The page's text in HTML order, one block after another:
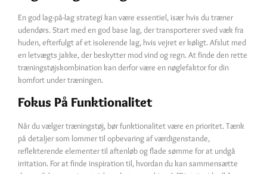
En god lag-på-lag strategi kan være essentiel, især hvis du træner
udendørs. Start med en god base lag, der transporterer sved væk fra
huden, efterfulgt af et isolerende lag, hvis vejret er køligt. Afslut med
en letvægts jakke, der beskytter mod vind og regn. At finde den rette
træningstøjskombination kan derfor være en nøglefaktor for din
komfort under træningen.
Fokus På Funktionalitet
Når du vælger træningstøj, bør funktionalitet være en prioritet. Tænk
på detaljer som lommer til opbevaring af værdigenstande,
reflekterende elementer til aftenløb og flade sømme for at undgå
irritation. For at finde inspiration til, hvordan du kan sammensætte